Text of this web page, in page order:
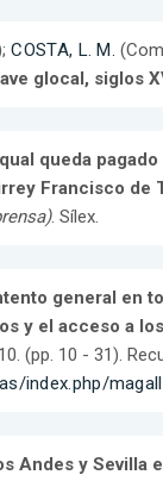
COSTA, L. M.
glocal, siglos
queda
Francisco de
. Sílex.
general en
y el acceso a
(pp. 10 - 31).
index.php/
Andes y Sevilla